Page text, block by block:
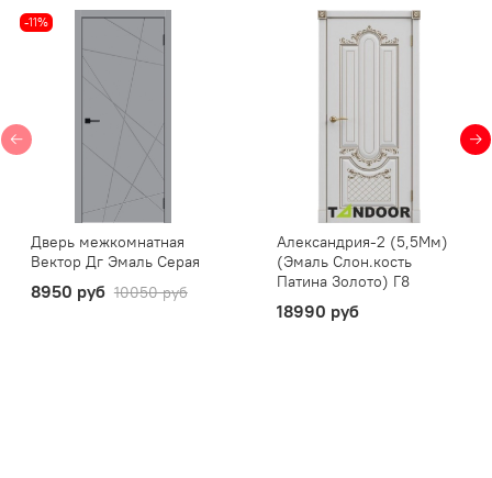
-11%
Дверь межкомнатная
Вектор Дг Эмаль Серая
8950 руб 10050 руб
Александрия-2 (5,5Мм)
(Эмаль Слон.кость
Патина Золото) Г8
18990 руб